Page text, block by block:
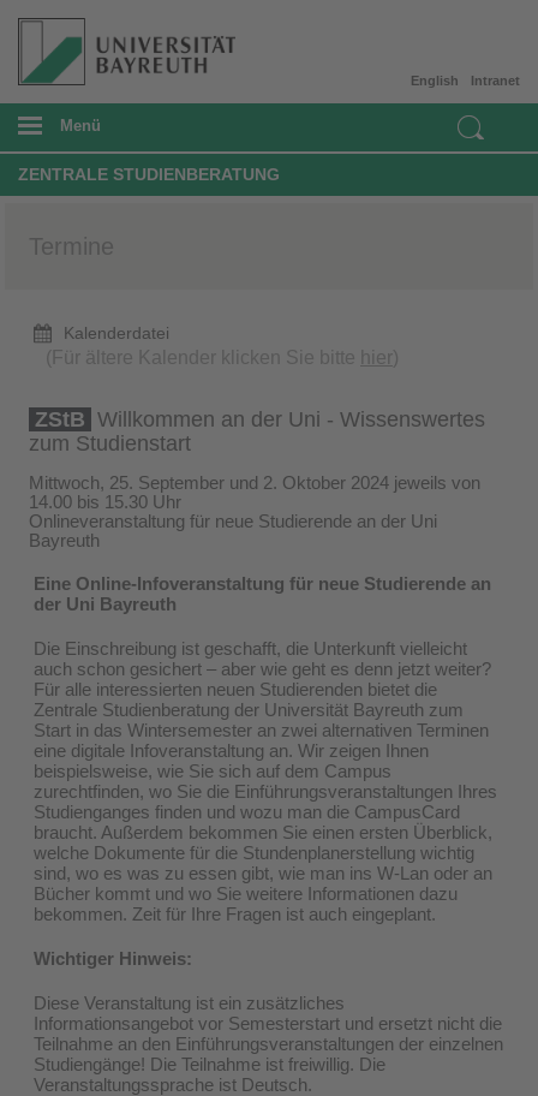
Intranet
English
Menü
ZENTRALE STUDIENBERATUNG
Termine
Kalenderdatei
(Für ältere Kalender klicken Sie bitte hier)
ZStB Willkommen an der Uni - Wissenswertes
zum Studienstart
Mittwoch, 25. September und 2. Oktober 2024 jeweils von
14.00 bis 15.30 Uhr
Onlineveranstaltung für neue Studierende an der Uni
Bayreuth
Eine Online-Infoveranstaltung für neue Studierende an
der Uni Bayreuth
Die Einschreibung ist geschafft, die Unterkunft vielleicht
auch schon gesichert – aber wie geht es denn jetzt weiter?
Für alle interessierten neuen Studierenden bietet die
Zentrale Studienberatung der Universität Bayreuth zum
Start in das Wintersemester an zwei alternativen Terminen
eine digitale Infoveranstaltung an. Wir zeigen Ihnen
beispielsweise, wie Sie sich auf dem Campus
zurechtfinden, wo Sie die Einführungsveranstaltungen Ihres
Studienganges finden und wozu man die CampusCard
braucht. Außerdem bekommen Sie einen ersten Überblick,
welche Dokumente für die Stundenplanerstellung wichtig
sind, wo es was zu essen gibt, wie man ins W-Lan oder an
Bücher kommt und wo Sie weitere Informationen dazu
bekommen. Zeit für Ihre Fragen ist auch eingeplant.
Wichtiger Hinweis:
Diese Veranstaltung ist ein zusätzliches
Informationsangebot vor Semesterstart und ersetzt nicht die
Teilnahme an den Einführungsveranstaltungen der einzelnen
Studiengänge! Die Teilnahme ist freiwillig. Die
Veranstaltungssprache ist Deutsch.